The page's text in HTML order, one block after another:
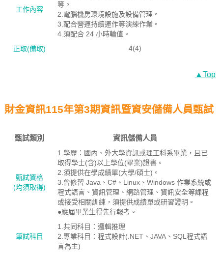
工作內容
等。
2.電腦機房環境設施及設備管理。
3.配合營運持續運作等演練作業。
4.須配合 24 小時輪值。
正取(備取)
4(4)
▲Top
財金資訊115年第3期資訊暨資安儲備人員甄試
甄試類別 資訊儲備人員
甄試資格
(均須取得)
1.學歷：國內、外大學資訊或理工科系畢業，且已
取得學士(含)以上學位(畢業)證書。
2.須提供在學成績單(大學/碩士)。
3.曾修習 Java、C#、Linux、Windows 作業系統或
程式語言、資訊管理、網路管理、資訊安全等課程
或接受相關訓練，須提供成績單或研習證明。
●應屆畢業生得先行報考。
筆試科目
1.共同科目：邏輯推理
2.專業科目：程式設計(.NET、JAVA、SQL程式語
言為主)